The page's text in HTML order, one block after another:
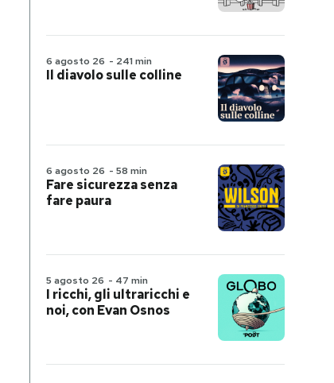
6 agosto 26 - 241 min
Il diavolo sulle colline
6 agosto 26 - 58 min
Fare sicurezza senza
fare paura
5 agosto 26 - 47 min
I ricchi, gli ultraricchi e
noi, con Evan Osnos